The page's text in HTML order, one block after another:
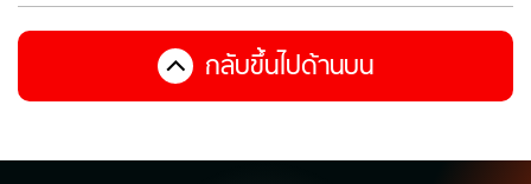
กลับขึ้นไปด้านบน